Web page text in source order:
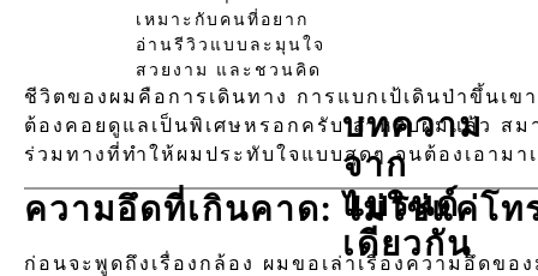
เหมาะกับคนที่อยาก
อ่านรีวิวแบบละมุนใจ
สวยงาม และชวนคิด
ชีวิตของผมคือการเดินทาง การแบกเป้เดินป่าขึ้นเ
ต้องคอยดูแลเป็นพิเศษหรอกครับ สำหรับผมแล้ว ส
ร่วมทางที่ทำให้ผมประทับใจแบบสุดๆ จนต้องเอามา
ความอึดที่เกินคาด: ไม่ใช่แค่โท
ก่อนจะพูดถึงเรื่องกล้อง ผมขอเล่าเรื่องความอึด
บทความ
จาก
แบรนด์
เดียวกัน